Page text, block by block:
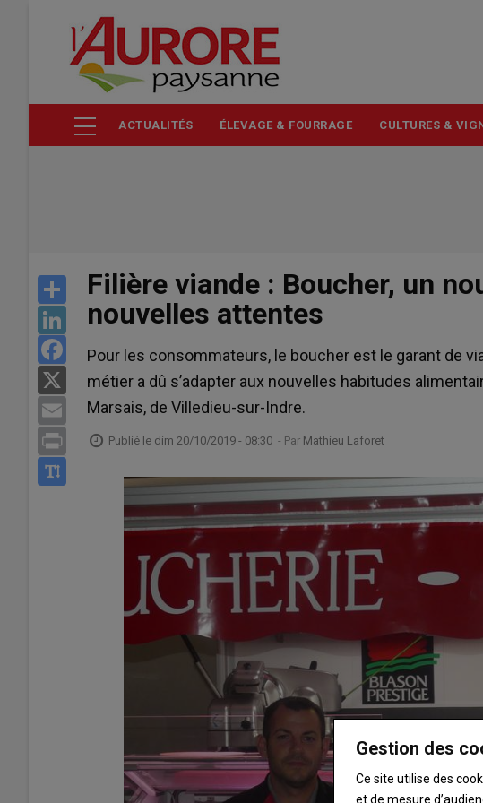
contenu
ACTUALITÉS ÉLEVAGE & FOURRAGE CULTURES &
Share
LinkedIn
Facebook
Email
Print
Filière viande : Boucher, un
nouvelles attentes
Pour les consommateurs, le boucher est le garant de
métier a dû s’adapter aux nouvelles habitudes
Marsais, de Villedieu-sur-Indre.
Publié le dim 20/10/2019 - 08:30 - Par Mathieu Laforet
Gestion des
Ce site utilise des
et de mesure